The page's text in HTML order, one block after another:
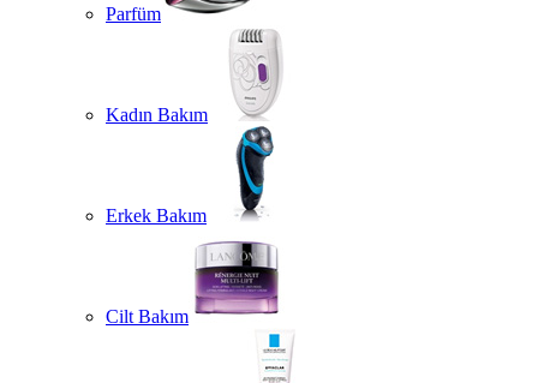
Parfüm
Kadın Bakım
Erkek Bakım
Cilt Bakım